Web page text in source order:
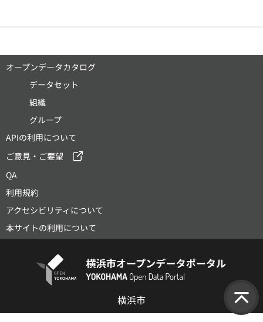
オープンデータカタログ
データセット
組織
グループ
APIの利用について
ご意見・ご要望
QA
利用規約
アクセシビリティについて
本サイトの利用について
横浜市